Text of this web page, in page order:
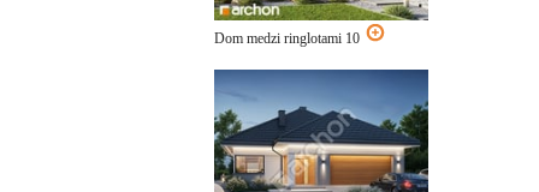
Dom medzi ringlotami 10